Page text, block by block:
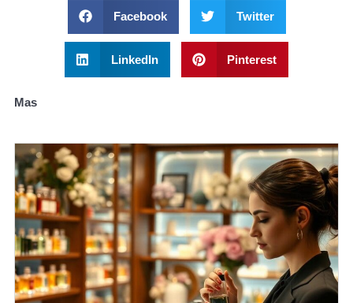
Facebook Twitter
LinkedIn Pinterest
Mas